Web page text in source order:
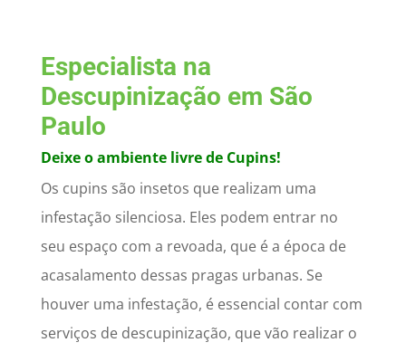
Especialista na
Descupinização em São
Paulo
Deixe o ambiente livre de Cupins!
Os cupins são insetos que realizam uma
infestação silenciosa. Eles podem entrar no
seu espaço com a revoada, que é a época de
acasalamento dessas pragas urbanas. Se
houver uma infestação, é essencial contar com
serviços de descupinização, que vão realizar o